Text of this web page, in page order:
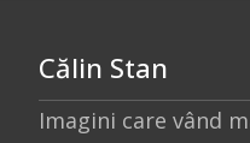
Călin Stan
Imagini care vând